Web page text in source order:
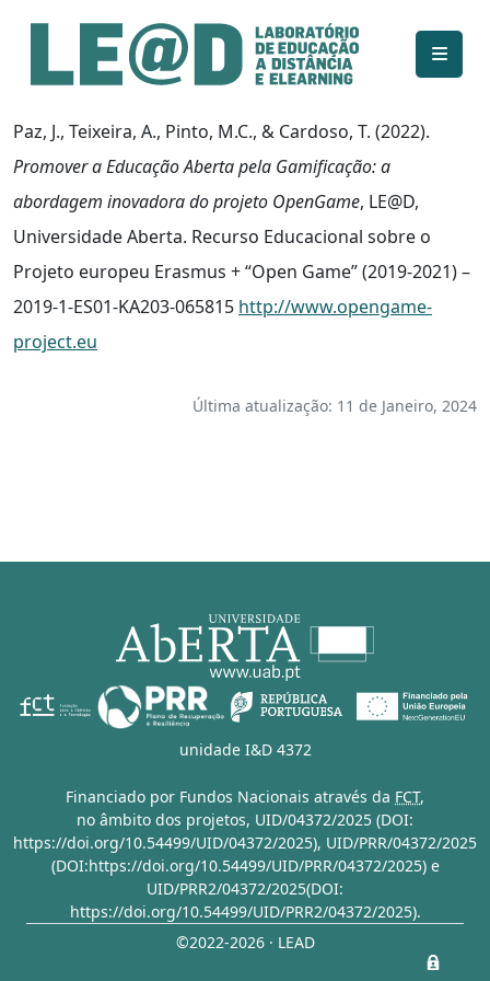
Ir para o conteúdo principal
Informações de acessibilidade
Mapa do site
Paz, J., Teixeira, A., Pinto, M.C., & Cardoso, T. (2022).
Promover a Educação Aberta pela Gamificação: a
abordagem inovadora do projeto OpenGame, LE@D,
Universidade Aberta. Recurso Educacional sobre o
Projeto europeu Erasmus + “Open Game” (2019-2021) –
2019-1-ES01-KA203-065815 http://www.opengame-
project.eu
Última atualização: 11 de Janeiro, 2024
unidade I&D 4372
Financiado por Fundos Nacionais através da FCT,
no âmbito dos projetos, UID/04372/2025 (DOI:
https://doi.org/10.54499/UID/04372/2025), UID/PRR/04372/2025
(DOI:https://doi.org/10.54499/UID/PRR/04372/2025)e
UID/PRR2/04372/2025(DOI:
https://doi.org/10.54499/UID/PRR2/04372/2025).
©2022-2026 · LEAD